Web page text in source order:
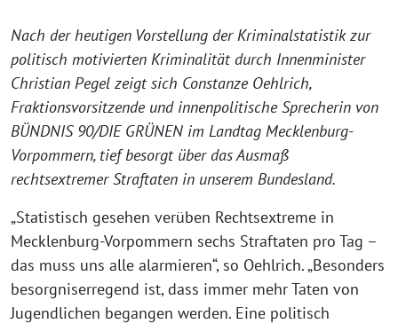
Nach der heutigen Vorstellung der Kriminalstatistik zur
politisch motivierten Kriminalität durch Innenminister
Christian Pegel zeigt sich Constanze Oehlrich,
Fraktionsvorsitzende und innenpolitische Sprecherin von
BÜNDNIS 90/DIE GRÜNEN im Landtag Mecklenburg-
Vorpommern, tief besorgt über das Ausmaß
rechtsextremer Straftaten in unserem Bundesland.
„Statistisch gesehen verüben Rechtsextreme in
Mecklenburg-Vorpommern sechs Straftaten pro Tag –
das muss uns alle alarmieren“, so Oehlrich. „Besonders
besorgniserregend ist, dass immer mehr Taten von
Jugendlichen begangen werden. Eine politisch